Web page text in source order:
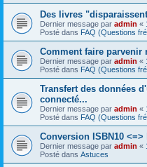
Des livres
Dernier message par admin «
Posté dans FAQ (Questions
Comment faire parvenir
Dernier message par admin «
Posté dans FAQ (Questions
Transfert des données
connecté...
Dernier message par admin «
Posté dans FAQ (Questions
Conversion ISBN10 <=>
Dernier message par admin «
Posté dans Astuces